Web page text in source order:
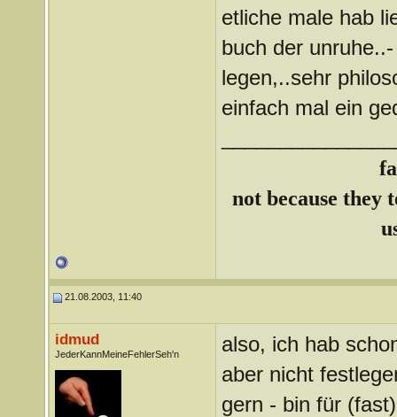
etliche male hab
buch der
legen,..sehr
einfach mal ein
not because they
21.08.2003, 11:40
idmud
JederKannMeineFehlerSeh'n
also, ich hab
aber nicht
gern - bin für